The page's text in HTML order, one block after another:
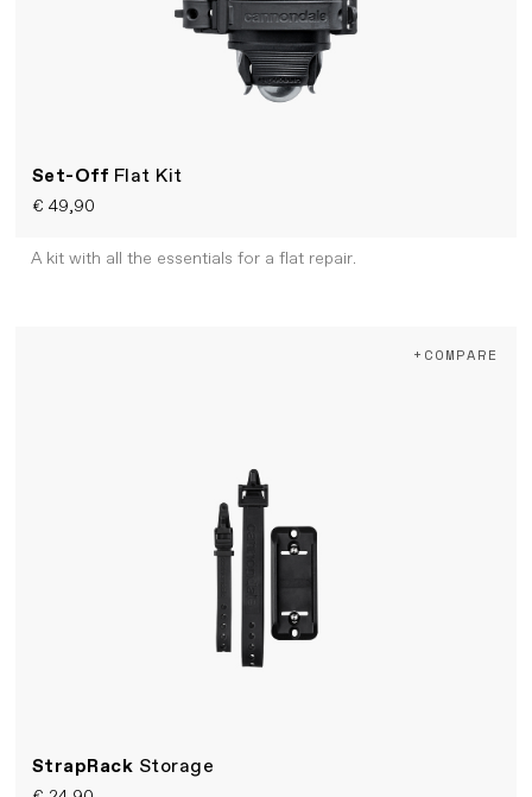
Set-Off Flat Kit
€ 49,90
A kit with all the essentials for a flat repair.
StrapRack Storage
+COMPARE